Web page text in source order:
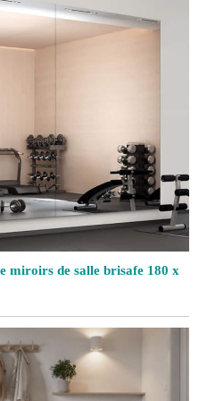
miroirs de salle brisafe 180 x